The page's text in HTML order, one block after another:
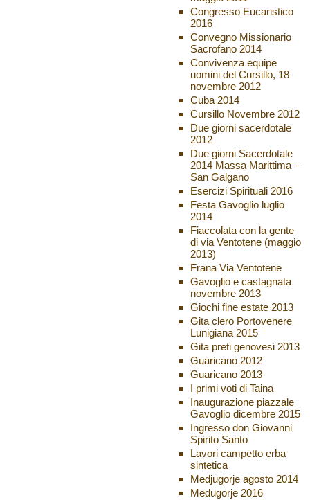
Congresso Eucaristico
2016
Convegno Missionario
Sacrofano 2014
Convivenza equipe
uomini del Cursillo, 18
novembre 2012
Cuba 2014
Cursillo Novembre 2012
Due giorni sacerdotale
2012
Due giorni Sacerdotale
2014 Massa Marittima –
San Galgano
Esercizi Spirituali 2016
Festa Gavoglio luglio
2014
Fiaccolata con la gente
di via Ventotene (maggio
2013)
Frana Via Ventotene
Gavoglio e castagnata
novembre 2013
Giochi fine estate 2013
Gita clero Portovenere
Lunigiana 2015
Gita preti genovesi 2013
Guaricano 2012
Guaricano 2013
I primi voti di Taina
Inaugurazione piazzale
Gavoglio dicembre 2015
Ingresso don Giovanni
Spirito Santo
Lavori campetto erba
sintetica
Medjugorje agosto 2014
Medugorje 2016